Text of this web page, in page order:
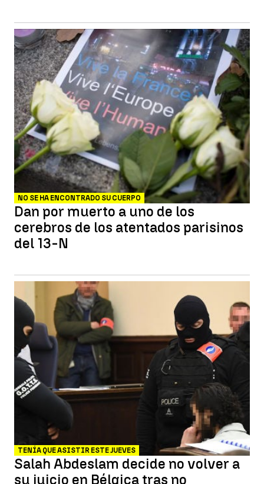
NO SE HA ENCONTRADO SU CUERPO
Dan por muerto a uno de los
cerebros de los atentados parisinos
del 13-N
TENÍA QUE ASISTIR ESTE JUEVES
Salah Abdeslam decide no volver a
su juicio en Bélgica tras no